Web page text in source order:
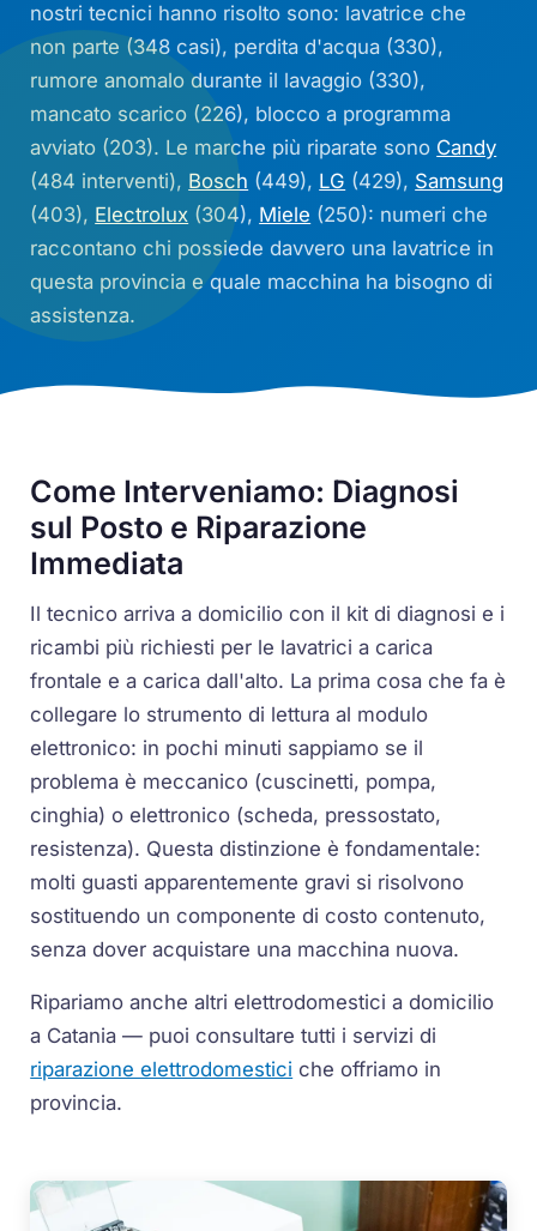
nostri tecnici hanno risolto sono: lavatrice che
non parte (348 casi), perdita d'acqua (330),
rumore anomalo durante il lavaggio (330),
mancato scarico (226), blocco a programma
avviato (203). Le marche più riparate sono Candy
(484 interventi), Bosch (449), LG (429), Samsung
(403), Electrolux (304), Miele (250): numeri che
raccontano chi possiede davvero una lavatrice in
questa provincia e quale macchina ha bisogno di
assistenza.
Come Interveniamo: Diagnosi
sul Posto e Riparazione
Immediata
Il tecnico arriva a domicilio con il kit di diagnosi e i
ricambi più richiesti per le lavatrici a carica
frontale e a carica dall'alto. La prima cosa che fa è
collegare lo strumento di lettura al modulo
elettronico: in pochi minuti sappiamo se il
problema è meccanico (cuscinetti, pompa,
cinghia) o elettronico (scheda, pressostato,
resistenza). Questa distinzione è fondamentale:
molti guasti apparentemente gravi si risolvono
sostituendo un componente di costo contenuto,
senza dover acquistare una macchina nuova.
Ripariamo anche altri elettrodomestici a domicilio
a Catania — puoi consultare tutti i servizi di
riparazione elettrodomestici che offriamo in
provincia.